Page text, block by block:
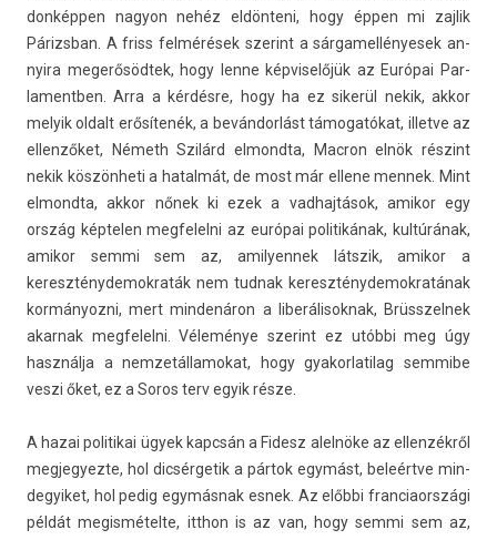
donképp­en nagyon nehéz eldönteni, hogy éppen mi zaj­lik
Párizsban. A friss felmérések szerint a sár­gamel­lényesek an­
nyira megerősödtek, hogy lenne kép­viselőjük az Európai Par­
lamentb­en. Arra a kérdésre, hogy ha ez sikerül nekik, akkor
melyik ol­dalt erősítenék, a bevándorlást támogatókat, il­let­ve az
el­lenzőket, Németh Szilárd el­mondta, Mac­ron elnök részint
nekik köszönheti a hatal­mát, de most már el­lene men­nek. Mint
el­mondta, akkor nőnek ki ezek a vad­hajtások, amikor egy
ország kép­tel­en meg­felel­ni az európai politikának, kultúrának,
amikor semmi sem az, amilyen­nek látszik, amikor a
kereszténydemok­raták nem tud­nak kereszténydemok­ratának
kor­mányoz­ni, mert min­denáron a li­berálisok­nak, Brüsszel­nek
akar­nak meg­felel­ni. Véleménye szerint ez utóbbi meg úgy
használja a nem­zetál­lamokat, hogy gyakor­latilag sem­mibe
veszi őket, ez a Soros terv egyik része.
A hazai politikai ügyek kapcsán a Fidesz alelnöke az el­lenzék­ről
meg­jegyez­te, hol di­csér­getik a pártok egymást, beleértve min­
degyiket, hol pedig egymásnak esnek. Az előbbi fran­ciaországi
példát megis­métel­te, itthon is az van, hogy semmi sem az,